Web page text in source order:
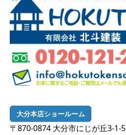
大分本店ショールーム
〒870-0874 大分市にじが丘3-1-5